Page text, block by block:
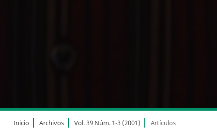
Inicio Archivos Vol. 39 Núm. 1-3 (2001) Artículos